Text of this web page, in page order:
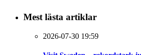
Mest lästa artiklar
2026-07-30 19:59